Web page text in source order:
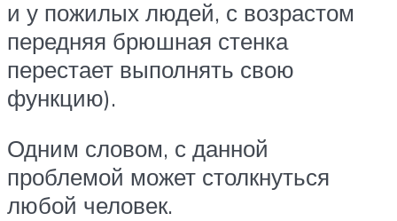
и у пожилых людей, с возрастом
передняя брюшная стенка
перестает выполнять свою
функцию).
Одним словом, с данной
проблемой может столкнуться
любой человек.